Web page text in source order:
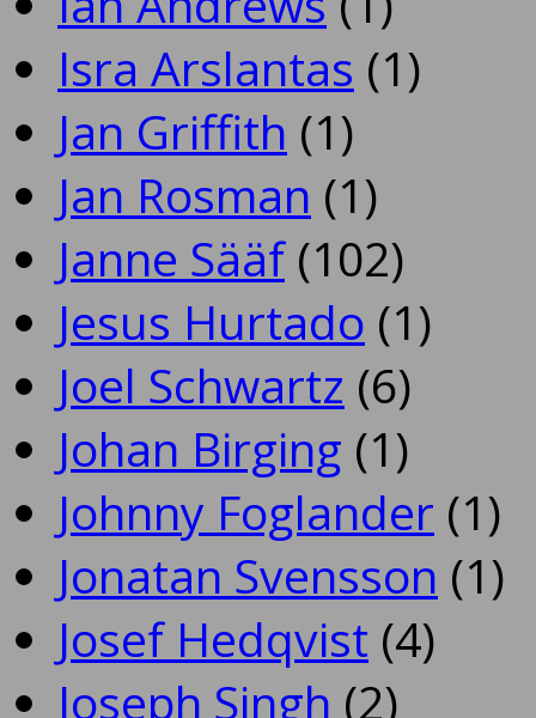
Isra Arslantas (1)
Jan Griffith (1)
Jan Rosman (1)
Janne Sääf(102)
Jesus Hurtado (1)
Joel Schwartz (6)
Johan Birging (1)
Johnny Foglander (1)
Jonatan Svensson (1)
Josef Hedqvist (4)
Joseph Singh (2)